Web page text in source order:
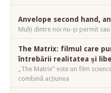
Anvelope second hand,
Mulți dintre noi nu-și permit sau
The Matrix: filmul care
întrebării realitatea și
„The Matrix” este un film
combină acțiunea